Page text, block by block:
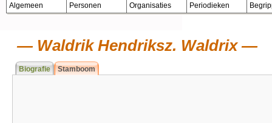
Algemeen Personen Organisaties Periodieken
Waldrik Hendriksz. Waldrix
Biografie Stamboom